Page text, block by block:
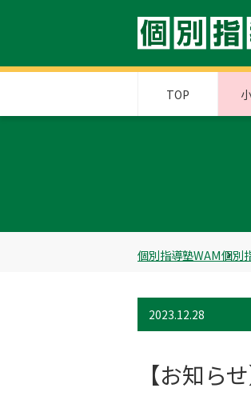
TOP
個別指導塾WAM個別
2023.12.28
【お知ら